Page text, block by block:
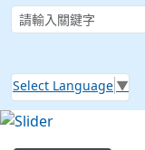
Select Language ▼